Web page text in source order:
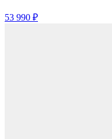
53 990 ₽